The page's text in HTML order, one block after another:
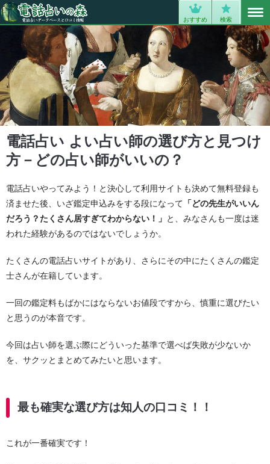
おすすめ 検索
電話占い よい占い師の選び方と見つけ
方－どの占い師がいいの？
電話占いやってみよう！と決心して利用サイトも決めて無料登録も
済ませた後、いざ鑑定申込みをする段になって 「どの先生がいいん
だろう？たくさん居すぎてわからない！」 と、みなさんも一度は迷
われた経験があるのではないでしょうか。
たくさんの電話占いサイトがあり、さらにその中にたくさんの鑑定
士さんが在籍しています。
一回の鑑定料もばかにはならないお値段ですから、慎重に選びたい
と思うのが本音です。
今回は占い師を選ぶ際にどういった基準で選べば失敗が少ないか
を、サクッとまとめてみたいと思います。
最も確実な選び方は知人の口コミ！！
これが一番確実です！